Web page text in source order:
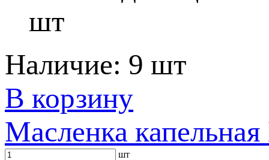
шт
Наличие: 9 шт
В корзину
Масленка
шт